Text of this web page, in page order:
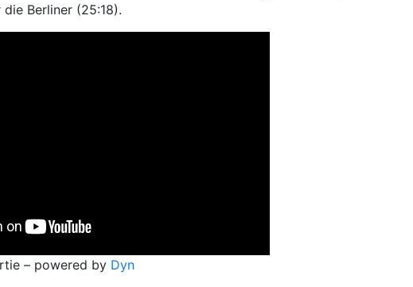
Berliner (25:18).
– powered by Dyn